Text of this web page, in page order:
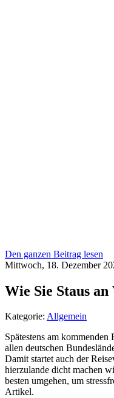
Den ganzen Beitrag lesen
Mittwoch, 18. Dezember
Wie Sie Staus
Kategorie: Allgemein
Spätestens am
allen deutschen
Damit startet auch der
hierzulande dicht machen
besten umgehen, um
Artikel.